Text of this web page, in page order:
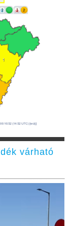
várható